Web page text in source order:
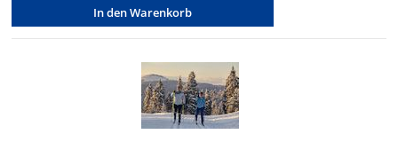
In den Warenkorb